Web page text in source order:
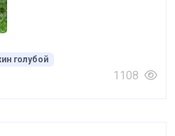
голубой
1108